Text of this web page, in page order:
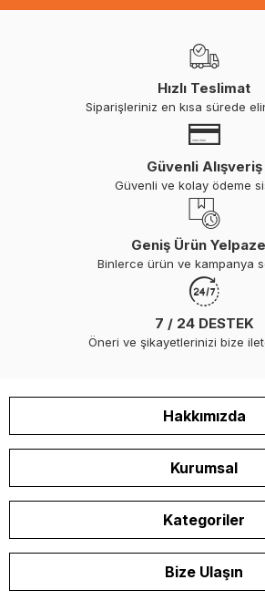
Hızlı Teslimat
Siparişleriniz en kısa sürede
Güvenli Alışveriş
Güvenli ve kolay ödeme
Geniş Ürün
Binlerce ürün ve kampanya
7 / 24 DESTEK
Öneri ve şikayetlerinizi bize
Hakkımızda
Kurumsal
Kategoriler
Bize Ulaşın